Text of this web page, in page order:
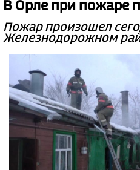
В Орле при пожаре
Пожар произошел
Железнодорожном